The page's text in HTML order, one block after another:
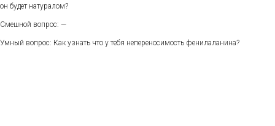
он будет натуралом?
Смешной вопрос: —
Умный вопрос: Как узнать что у тебя непереносимость фенилаланина?